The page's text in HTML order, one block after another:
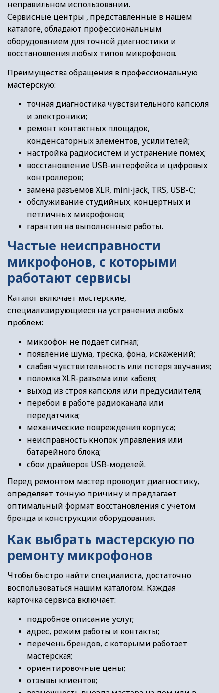
неправильном использовании.
Сервисные центры , представленные в нашем
каталоге, обладают профессиональным
оборудованием для точной диагностики и
восстановления любых типов микрофонов.
Преимущества обращения в профессиональную
мастерскую:
точная диагностика чувствительного капсюля
и электроники;
ремонт контактных площадок,
конденсаторных элементов, усилителей;
настройка радиосистем и устранение помех;
восстановление USB-интерфейса и цифровых
контроллеров;
замена разъемов XLR, mini-jack, TRS, USB-C;
обслуживание студийных, концертных и
петличных микрофонов;
гарантия на выполненные работы.
Частые неисправности
микрофонов, с которыми
работают сервисы
Каталог включает мастерские,
специализирующиеся на устранении любых
проблем:
микрофон не подает сигнал;
появление шума, треска, фона, искажений;
слабая чувствительность или потеря звучания;
поломка XLR-разъема или кабеля;
выход из строя капсюля или предусилителя;
перебои в работе радиоканала или
передатчика;
механические повреждения корпуса;
неисправность кнопок управления или
батарейного блока;
сбои драйверов USB-моделей.
Перед ремонтом мастер проводит диагностику,
определяет точную причину и предлагает
оптимальный формат восстановления с учетом
бренда и конструкции оборудования.
Как выбрать мастерскую по
ремонту микрофонов
Чтобы быстро найти специалиста, достаточно
воспользоваться нашим каталогом. Каждая
карточка сервиса включает:
подробное описание услуг;
адрес, режим работы и контакты;
перечень брендов, с которыми работает
мастерская;
ориентировочные цены;
отзывы клиентов;